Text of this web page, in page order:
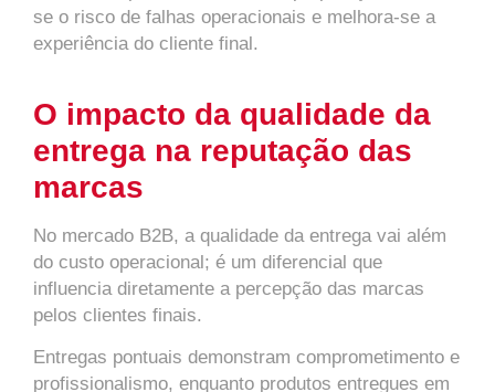
se o risco de falhas operacionais e melhora-se a
experiência do cliente final.
O impacto da qualidade da
entrega na reputação das
marcas
No mercado B2B, a qualidade da entrega vai além
do custo operacional; é um diferencial que
influencia diretamente a percepção das marcas
pelos clientes finais.
Entregas pontuais demonstram comprometimento e
profissionalismo, enquanto produtos entregues em